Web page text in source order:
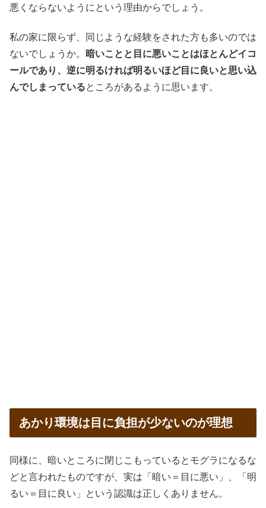
悪くならないようにという理由からでしょう。
私の家に限らず、同じような経験をされた方も多いのでは
ないでしょうか。
暗いことと目に悪いことはほとんどイコ
ールであり、逆に明るければ明るいほど目に良いと思い込
んでしまっているところがあるように思います。
あかり環境は目に負担が少ないのが理想
同様に、暗いところに閉じこもっているとモグラになるな
どと言われたものですが、実は「暗い＝目に悪い」、「明
るい＝目に良い」という認識は正しくありません。